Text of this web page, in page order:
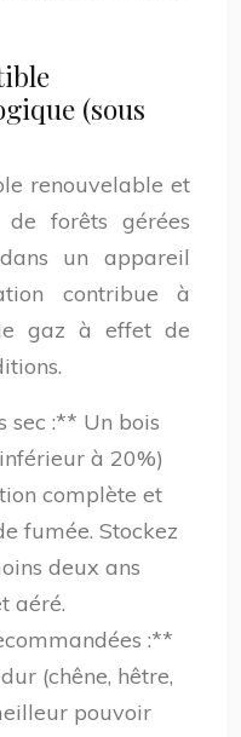
(sous
renouvelable et
de forêts gérées
un appareil
contribue à
gaz à effet de
sec :** Un bois
à 20%)
complète et
fumée. Stockez
deux ans
aéré.
:**
(chêne, hêtre,
pouvoir